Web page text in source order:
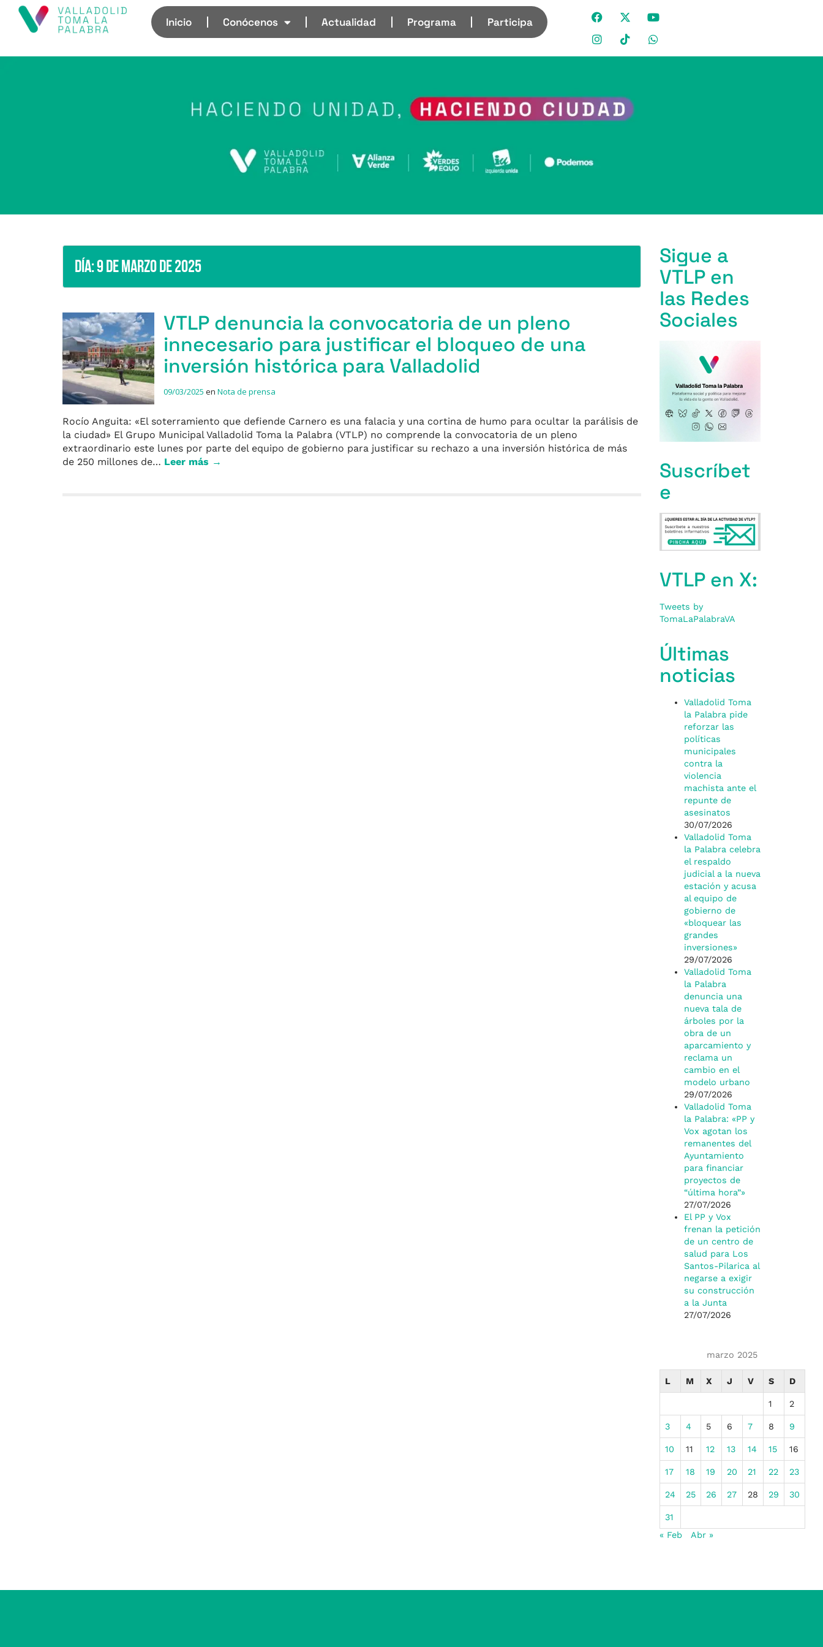
Inicio Conócenos Actualidad Programa Participa
Día:9 de marzo de 2025
VTLP denuncia la convocatoria de un pleno
innecesario para justificar el bloqueo de una
inversión histórica para Valladolid
09/03/2025 en Nota de prensa
Rocío Anguita: «El soterramiento que defiende Carnero es una falacia y una cortina de humo para ocultar la parálisis de
la ciudad» El Grupo Municipal Valladolid Toma la Palabra (VTLP) no comprende la convocatoria de un pleno
extraordinario este lunes por parte del equipo de gobierno para justificar su rechazo a una inversión histórica de más
de 250 millones de… Leer más →
Sigue a
VTLP en
las Redes
Sociales
Suscríbet
e
VTLP en X:
Tweets by
TomaLaPalabraVA
Últimas
noticias
Valladolid Toma
la Palabra pide
reforzar las
políticas
municipales
contra la
violencia
machista ante el
repunte de
asesinatos
30/07/2026
Valladolid Toma
la Palabra celebra
el respaldo
judicial a la nueva
estación y acusa
al equipo de
gobierno de
«bloquear las
grandes
inversiones»
29/07/2026
Valladolid Toma
la Palabra
denuncia una
nueva tala de
árboles por la
obra de un
aparcamiento y
reclama un
cambio en el
modelo urbano
29/07/2026
Valladolid Toma
la Palabra: «PP y
Vox agotan los
remanentes del
Ayuntamiento
para financiar
proyectos de
“última hora”»
27/07/2026
El PP y Vox
frenan la petición
de un centro de
salud para Los
Santos-Pilarica al
negarse a exigir
su construcción
a la Junta
27/07/2026
marzo 2025
L M X J V S D
1 2
3 4 5 6 7 8 9
10 11 12 13 14 15 16
17 18 19 20 21 22 23
24 25 26 27 28 29 30
31
« Feb
Abr »